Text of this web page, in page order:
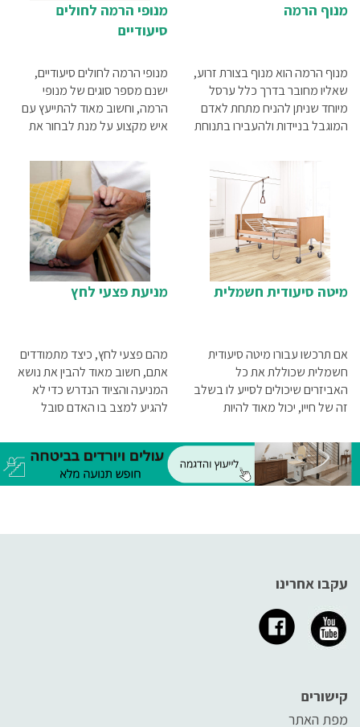
מנוף הרמה
מנוף הרמה הוא מנוף בצורת זרוע,
שאליו מחובר בדרך כלל ערסל
מיוחד שניתן להניח מתחת לאדם
המוגבל בניידות ולהעבירו בתנוחת
והנוחות. פעולת ההרמה עצמה
מתבצעת באמצעות לחיצת כפתור
קלה, שמביאה להרמת הערסל
מעלה ולכיוון המקום שאליו
מעוניינים להעביר את המטופל.
מנופי הרמה לחולים
סיעודיים
מנופי הרמה לחולים סיעודיים,
ישנם מספר סוגים של מנופי
הרמה, וחשוב מאוד להתייעץ עם
איש מקצוע על מנת לבחור את
המשתמש. בין הסוגים הקיימים
היום בשוק ניתן למנות מנופים
חשמליים, מנופי העמדה, מנופי
הרמה, מנופים משולבים (הרמה +
העמדה), מנופים קלים לניוד ועוד
מיטה סיעודית חשמלית
אם תרכשו עבורו מיטה סיעודית
חשמלית שכוללת את כל
האביזרים שיכולים לסייע לו בשלב
זה של חייו, יכול מאוד להיות
יותר לקבל את מצבו ולהתמודד
איתו.
מניעת פצעי לחץ
מהם פצעי לחץ, כיצד מתמודדים
אתם, חשוב מאוד להבין את נושא
המניעה והציוד הנדרש כדי לא
להגיע למצב בו האדם סובל
המאמר עד סופו.
עקבו אחרינו
קישורים
מפת האתר